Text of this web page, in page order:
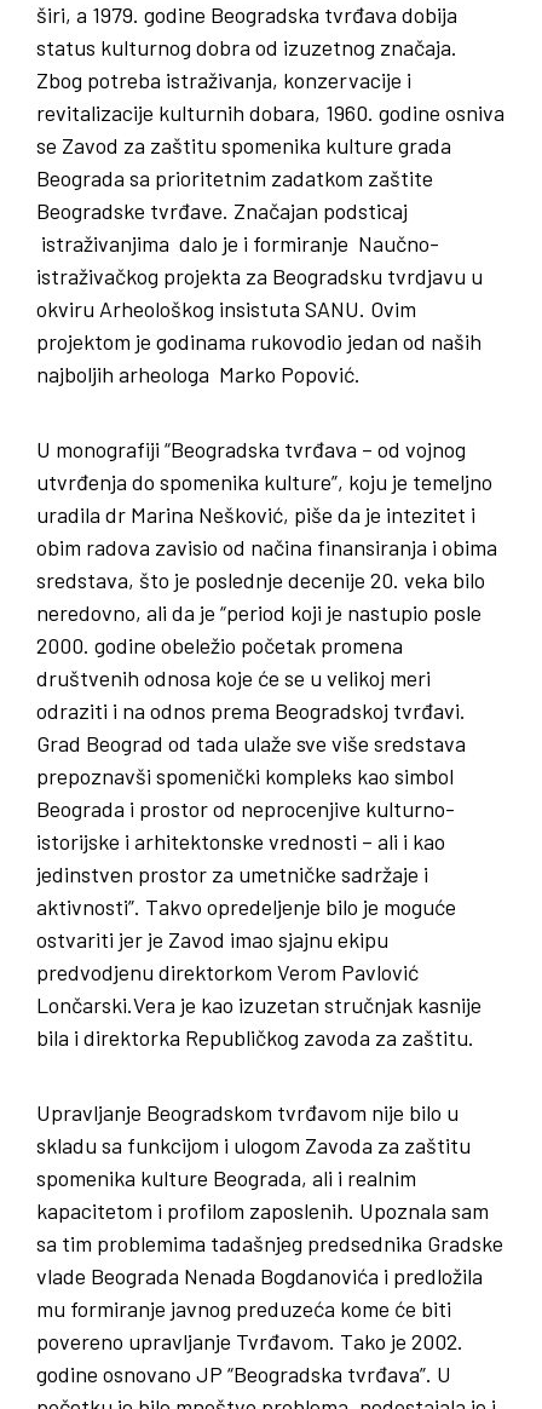
širi, a 1979. godine Beogradska tvrđava dobija
status kulturnog dobra od izuzetnog značaja.
Zbog potreba istraživanja, konzervacije i
revitalizacije kulturnih dobara, 1960. godine osniva
se Zavod za zaštitu spomenika kulture grada
Beograda sa prioritetnim zadatkom zaštite
Beogradske tvrđave. Značajan podsticaj
istraživanjima dalo je i formiranje Naučno-
istraživačkog projekta za Beogradsku tvrdjavu u
okviru Arheološkog insistuta SANU. Ovim
projektom je godinama rukovodio jedan od naših
najboljih arheologa Marko Popović.
U monografiji “Beogradska tvrđava – od vojnog
utvrđenja do spomenika kulture”, koju je temeljno
uradila dr Marina Nešković, piše da je intezitet i
obim radova zavisio od načina finansiranja i obima
sredstava, što je poslednje decenije 20. veka bilo
neredovno, ali da je “period koji je nastupio posle
2000. godine obeležio početak promena
društvenih odnosa koje će se u velikoj meri
odraziti i na odnos prema Beogradskoj tvrđavi.
Grad Beograd od tada ulaže sve više sredstava
prepoznavši spomenički kompleks kao simbol
Beograda i prostor od neprocenjive kulturno-
istorijske i arhitektonske vrednosti – ali i kao
jedinstven prostor za umetničke sadržaje i
aktivnosti”. Takvo opredeljenje bilo je moguće
ostvariti jer je Zavod imao sjajnu ekipu
predvodjenu direktorkom Verom Pavlović
Lončarski.Vera je kao izuzetan stručnjak kasnije
bila i direktorka Republičkog zavoda za zaštitu.
Upravljanje Beogradskom tvrđavom nije bilo u
skladu sa funkcijom i ulogom Zavoda za zaštitu
spomenika kulture Beograda, ali i realnim
kapacitetom i profilom zaposlenih. Upoznala sam
sa tim problemima tadašnjeg predsednika Gradske
vlade Beograda Nenada Bogdanovića i predložila
mu formiranje javnog preduzeća kome će biti
povereno upravljanje Tvrđavom. Tako je 2002.
godine osnovano JP “Beogradska tvrđava”. U